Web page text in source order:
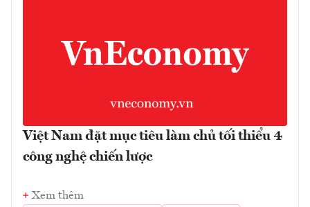
Việt Nam đặt mục tiêu làm chủ tối thiểu 4
công nghệ chiến lược
Xem thêm